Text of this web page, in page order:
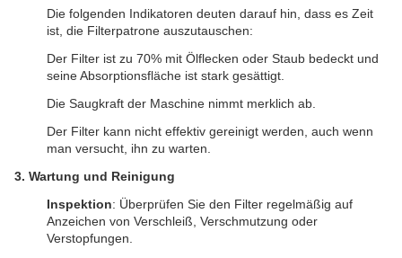
Die folgenden Indikatoren deuten darauf hin, dass es Zeit
ist, die Filterpatrone auszutauschen:
Der Filter ist zu 70% mit Ölflecken oder Staub bedeckt und
seine Absorptionsfläche ist stark gesättigt.
Die Saugkraft der Maschine nimmt merklich ab.
Der Filter kann nicht effektiv gereinigt werden, auch wenn
man versucht, ihn zu warten.
3. Wartung und Reinigung
Inspektion: Überprüfen Sie den Filter regelmäßig auf
Anzeichen von Verschleiß, Verschmutzung oder
Verstopfungen.